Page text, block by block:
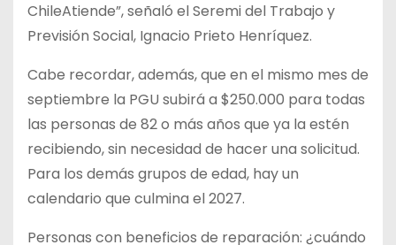
ChileAtiende”, señaló el Seremi del Trabajo y
Previsión Social, Ignacio Prieto Henríquez.
Cabe recordar, además, que en el mismo mes de
septiembre la PGU subirá a $250.000 para todas
las personas de 82 o más años que ya la estén
recibiendo, sin necesidad de hacer una solicitud.
Para los demás grupos de edad, hay un
calendario que culmina el 2027.
Personas con beneficios de reparación: ¿cuándo